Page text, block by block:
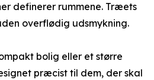
definerer rummene. Træets
overflødig udsmykning.
bolig eller et større
præcist til dem, der skal